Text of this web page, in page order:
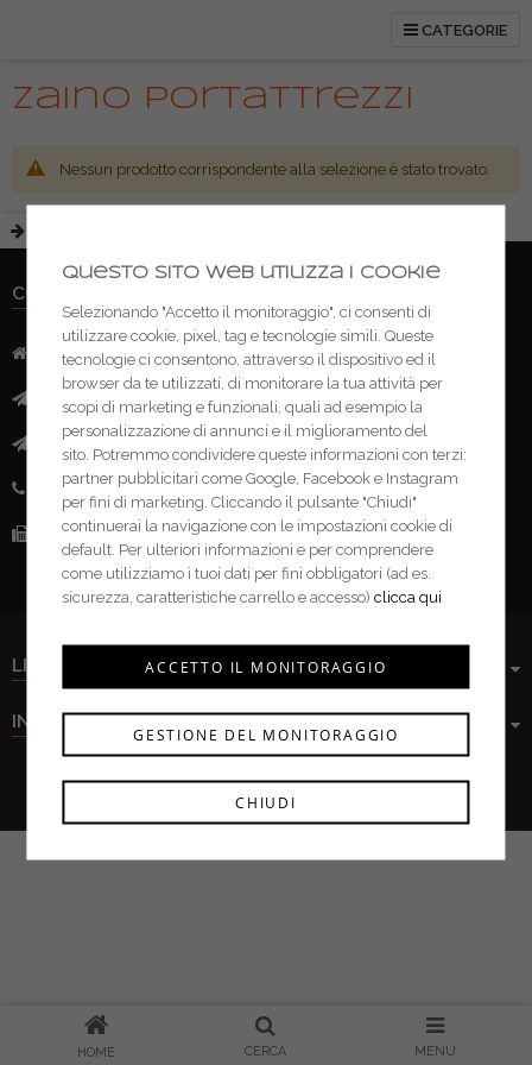
CATEGORIE
HOME CERCA MENU
Zaino portattrezzi
Nessun prodotto corrispondente alla selezione è stato trovato.
CONTATTI
Indirizzo:Via Mazzini, 52 - 46043 Castiglione delle Stivere (MN)
info@ferramentacima.com
Pec:
Telefono: (+39) 0376 943911
Fax:(+39) 0376 943913
LINK UTILI
INFORMAZIONI
Ferramenta Cima s.r.l. © 2021
Questo sito web utilizza i cookie
Selezionando "Accetto il monitoraggio", ci consenti di
utilizzare cookie, pixel, tag e tecnologie simili. Queste
tecnologie ci consentono, attraverso il dispositivo ed il
browser da te utilizzati, di monitorare la tua attività per
scopi di marketing e funzionali, quali ad esempio la
personalizzazione di annunci e il miglioramento del
sito. Potremmo condividere queste informazioni con terzi:
partner pubblicitari come Google, Facebook e Instagram
per fini di marketing. Cliccando il pulsante "Chiudi"
continuerai la navigazione con le impostazioni cookie di
default. Per ulteriori informazioni e per comprendere
come utilizziamo i tuoi dati per fini obbligatori (ad es.
sicurezza, caratteristiche carrello e accesso)clicca qui
CHIUDI
GESTIONE DEL MONITORAGGIO
ACCETTO IL MONITORAGGIO